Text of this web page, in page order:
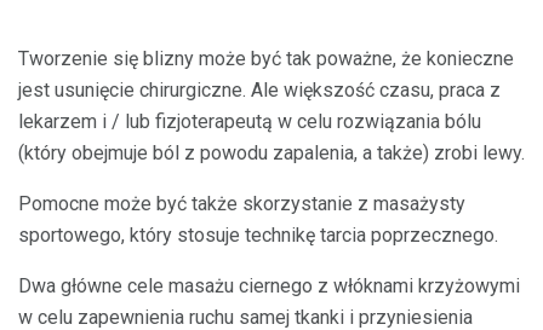
Tworzenie się blizny może być tak poważne, że konieczne
jest usunięcie chirurgiczne. Ale większość czasu, praca z
lekarzem i / lub fizjoterapeutą w celu rozwiązania bólu
(który obejmuje ból z powodu zapalenia, a także) zrobi lewy.
Pomocne może być także skorzystanie z masażysty
sportowego, który stosuje technikę tarcia poprzecznego.
Dwa główne cele masażu ciernego z włóknami krzyżowymi
w celu zapewnienia ruchu samej tkanki i przyniesienia